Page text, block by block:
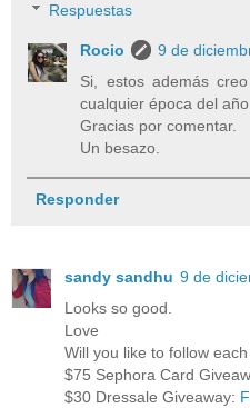
Respuestas
Rocio
9 de
Si, estos además
cualquier época del
Gracias por comentar.
Un besazo.
Responder
sandy sandhu 9 de
Looks so good.
Love
Will you like to follow
$75 Sephora Card
$30 Dressale Giveaway: